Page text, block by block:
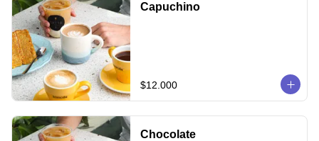
Capuchino
$12.000
Chocolate